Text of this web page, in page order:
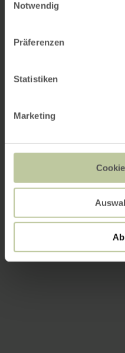
Notwendig
Präferenzen
Statistiken
Marketing